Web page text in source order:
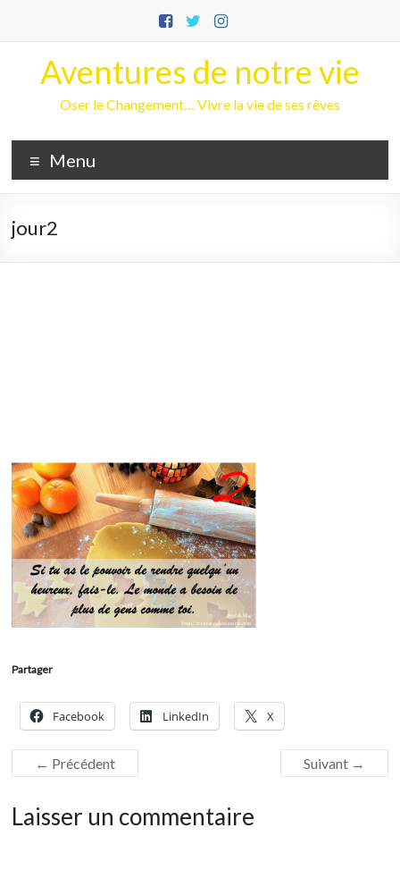
Aventures de notre vie
Oser le Changement… Vivre la vie de ses rêves
Menu
jour2
Partager
Facebook LinkedIn X
← Précédent Suivant →
Laisser un commentaire